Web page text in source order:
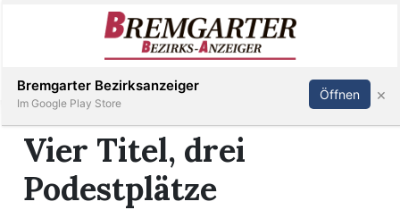
Immobilien
Inserieren Abonnieren Anmelden
Vier Titel, drei
Podestplätze
Bremgarter Bezirksanzeiger
Im Google Play Store
Öffnen ×